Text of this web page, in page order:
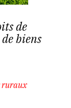
de
biens
ruraux